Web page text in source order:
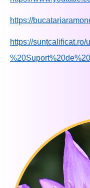
https://
https://